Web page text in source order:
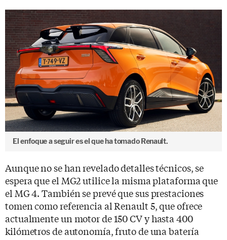
El enfoque a seguir es el que ha tomado Renault.
Aunque no se han revelado detalles técnicos, se
espera que el MG2 utilice la misma plataforma que
el MG 4. También se prevé que sus prestaciones
tomen como referencia al Renault 5, que ofrece
actualmente un motor de 150 CV y hasta 400
kilómetros de autonomía, fruto de una batería